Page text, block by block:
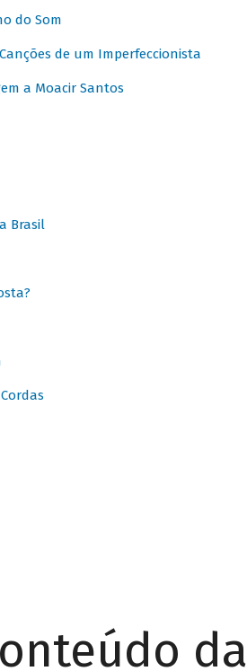
do Som
Canções de um Imperfeccionista
a Moacir Santos
Brasil
da